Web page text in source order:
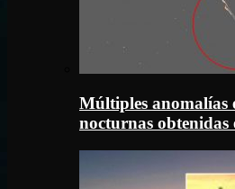
Múltiples anomalías
nocturnas obtenidas